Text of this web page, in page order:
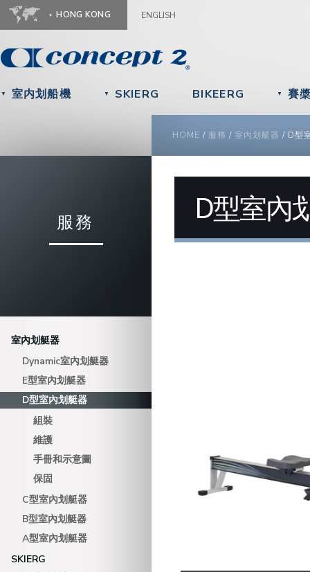
HONG KONG ENGLISH
▼ 室内划船機 ▼ SKIERG BIKEERG ▼ 賽
YOU ARE HERE
HOME / 服務 / 室內划艇器 / D型
服務
室內划艇器
Dynamic室內划艇器
E型室內划艇器
D型室內划艇器
組裝
維護
手冊和示意圖
保固
C型室內划艇器
B型室內划艇器
A型室內划艇器
SKIERG
D型室內